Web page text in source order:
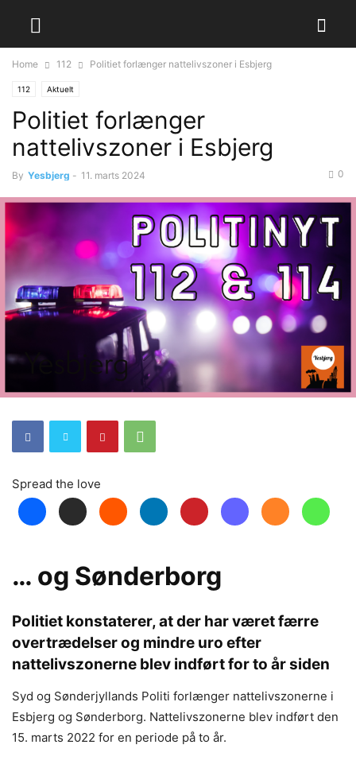
Home 112 Politiet forlænger nattelivszoner i Esbjerg
112 Aktuelt
Politiet forlænger
nattelivszoner i Esbjerg
By Yesbjerg - 11. marts 2024 0
Spread the love
… og Sønderborg
Politiet konstaterer, at der har været færre
overtrædelser og mindre uro efter
nattelivszonerne blev indført for to år siden
Syd og Sønderjyllands Politi forlænger nattelivszonerne i
Esbjerg og Sønderborg. Nattelivszonerne blev indført den
15. marts 2022 for en periode på to år.